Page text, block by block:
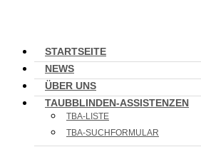
STARTSEITE
NEWS
ÜBER UNS
TAUBBLINDEN-ASSISTENZEN
TBA-LISTE
TBA-SUCHFORMULAR